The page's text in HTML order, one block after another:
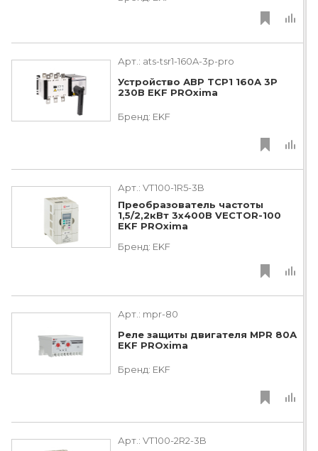
Арт.: ats-tsr1-160A-3p-pro
Устройство АВР ТСР1 160А 3Р
230В EKF PROxima
Бренд: EKF
Арт.: VT100-1R5-3B
Преобразователь частоты
1,5/2,2кВт 3х400В VECTOR-100
EKF PROxima
Бренд: EKF
Арт.: mpr-80
Реле защиты двигателя MPR 80А
EKF PROxima
Бренд: EKF
Арт.: VT100-2R2-3B